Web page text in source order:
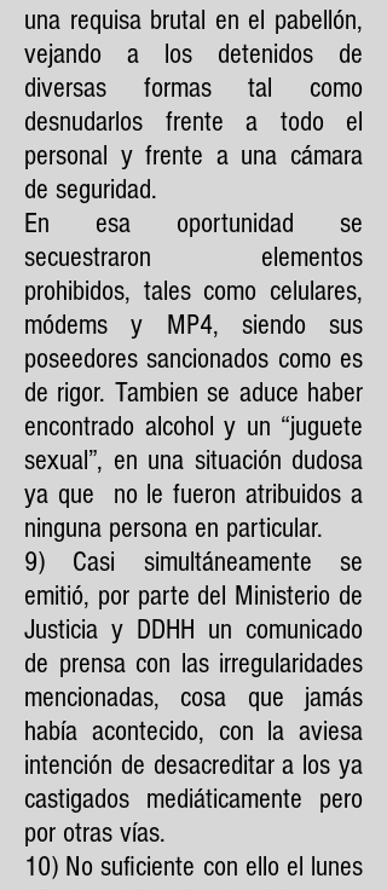
una requisa brutal en el pabellón,
vejando a los detenidos de
diversas formas tal como
desnudarlos frente a todo el
personal y frente a una cámara
de seguridad.
En esa oportunidad se
secuestraron elementos
prohibidos, tales como celulares,
módems y MP4, siendo sus
poseedores sancionados como es
de rigor. Tambien se aduce haber
encontrado alcohol y un “juguete
sexual”, en una situación dudosa
ya que no le fueron atribuidos a
ninguna persona en particular.
9) Casi simultáneamente se
emitió, por parte del Ministerio de
Justicia y DDHH un comunicado
de prensa con las irregularidades
mencionadas, cosa que jamás
había acontecido, con la aviesa
intención de desacreditar a los ya
castigados mediáticamente pero
por otras vías.
10) No suficiente con ello el lunes